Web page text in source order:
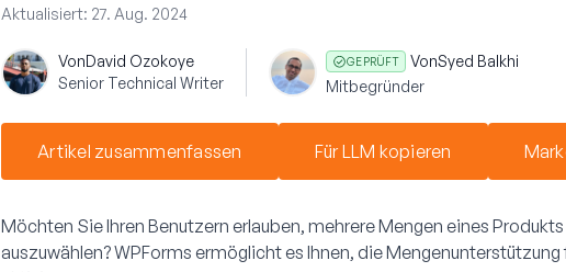
Aktualisiert: 27. Aug. 2024
VonDavid Ozokoye
Senior Technical Writer
GEPRÜFT VonSyed Balkhi
Mitbegründer
Artikel zusammenfassen Für LLM kopieren
Möchten Sie Ihren Benutzern erlauben, mehrere Mengen eines
auszuwählen? WPForms ermöglicht es Ihnen, die